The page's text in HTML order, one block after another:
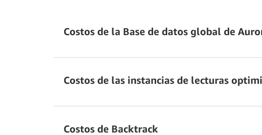
Costos de la Base de datos global de
Costos de las instancias de lecturas
Costos de Backtrack